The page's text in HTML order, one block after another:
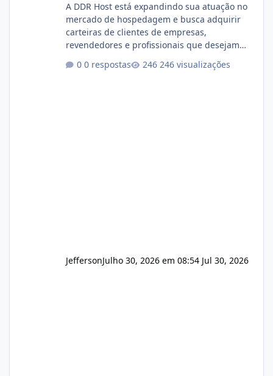
A DDR Host está expandindo sua atuação no
mercado de hospedagem e busca adquirir
carteiras de clientes de empresas,
revendedores e profissionais que desejam
operação. Se você possui clientes ativos de
0 respostas 246 visualizações
JeffersonJulho 30, 2026 em 08:54 Jul 30, 2026